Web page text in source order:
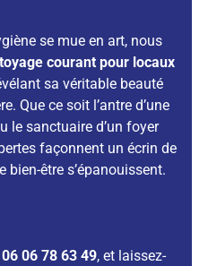
se mue en art, nous
courant pour locaux
sa véritable beauté
Que ce soit l’antre d’une
le sanctuaire d’un foyer
façonnent un écrin de
bien-être s’épanouissent.
06 06 78 63 49, et laissez-